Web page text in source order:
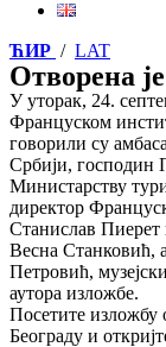
ЋИР / LAT
Отворена
У уторак, 24.
Француском
говорили су
Србији, господин
Министарству
директор
Станислав Пиерет
Весна Станковић,
Петровић,
аутора изложбе.
Посетите изложбу
Београду и